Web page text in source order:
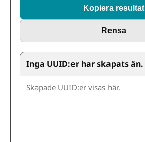
Kopiera resultat
Rensa
Inga UUID:er har skapats än.